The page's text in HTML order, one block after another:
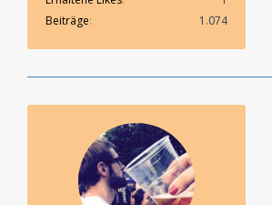
Beiträge
1.074